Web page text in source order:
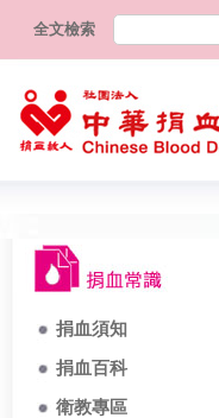
全文檢索
捐血須知
捐血百科
衛教專區